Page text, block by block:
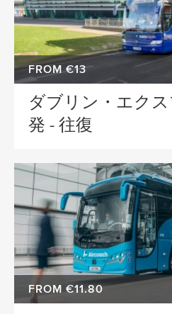
FROM €13
ダブリン・エク
発 - 往復
FROM €11.80